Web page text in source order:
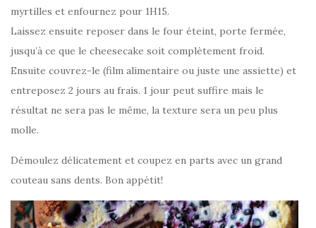
myrtilles et enfournez pour 1H15.
Laissez ensuite reposer dans le four éteint, porte fermée,
jusqu’à ce que le cheesecake soit complètement froid.
Ensuite couvrez-le (film alimentaire ou juste une assiette) et
entreposez 2 jours au frais. 1 jour peut suffire mais le
résultat ne sera pas le même, la texture sera un peu plus
molle.
Démoulez délicatement et coupez en parts avec un grand
couteau sans dents. Bon appétit!